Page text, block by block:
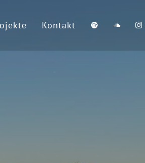
Kontakt